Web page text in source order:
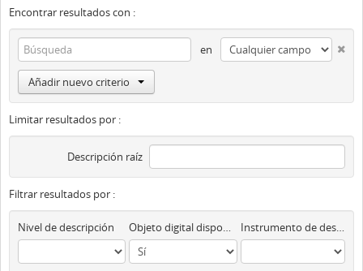
Encontrar resultados con :
en
Añadir nuevo criterio
Limitar resultados por :
Descripción raíz
Filtrar resultados por :
Nivel de descripción Objeto digital disponibles Instrumento de descripción